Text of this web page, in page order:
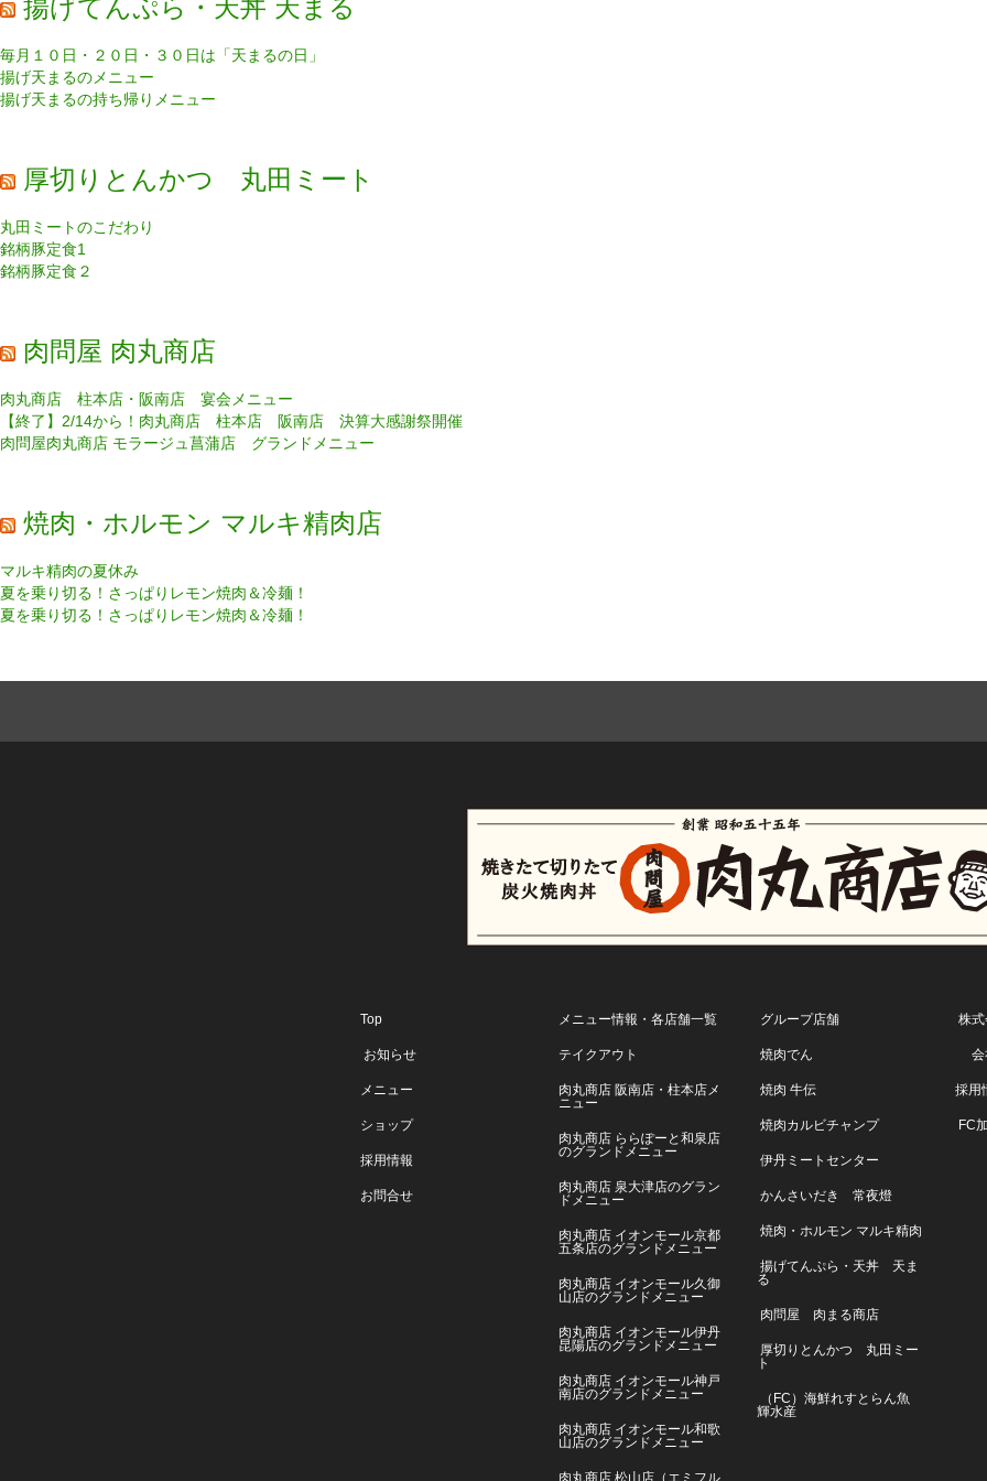
揚げてんぷら・天丼 天まる
毎月１０日・２０日・３０日は「天まるの日」
揚げ天まるのメニュー
揚げ天まるの持ち帰りメニュー
厚切りとんかつ 丸田ミート
丸田ミートのこだわり
銘柄豚定食1
銘柄豚定食２
肉問屋 肉丸商店
肉丸商店 柱本店・阪南店 宴会メニュー
【終了】2/14から！肉丸商店 柱本店 阪南店 決算大感謝祭開催
肉問屋肉丸商店 モラージュ菖蒲店 グランドメニュー
焼肉・ホルモン マルキ精肉店
マルキ精肉の夏休み
夏を乗り切る！さっぱりレモン焼肉＆冷麺！
夏を乗り切る！さっぱりレモン焼肉＆冷麺！
Top
お知らせ
メニュー
ショップ
採用情報
お問合せ
メニュー情報・各店舗一覧
テイクアウト
肉丸商店 阪南店・柱本店メ
ニュー
肉丸商店 ららぽーと和泉店
のグランドメニュー
肉丸商店 泉大津店のグラン
ドメニュー
肉丸商店 イオンモール京都
五条店のグランドメニュー
肉丸商店 イオンモール久御
山店のグランドメニュー
肉丸商店 イオンモール伊丹
昆陽店のグランドメニュー
肉丸商店 イオンモール神戸
南店のグランドメニュー
肉丸商店 イオンモール和歌
山店のグランドメニュー
肉丸商店 松山店（エミフル
グループ店舗
焼肉でん
焼肉 牛伝
焼肉カルビチャンプ
伊丹ミートセンター
かんさいだき 常夜燈
焼肉・ホルモン マルキ精肉
揚げてんぷら・天丼 天ま
る
肉問屋 肉まる商店
厚切りとんかつ 丸田ミー
ト
（FC）海鮮れすとらん魚
輝水産
株
会
採用
FC